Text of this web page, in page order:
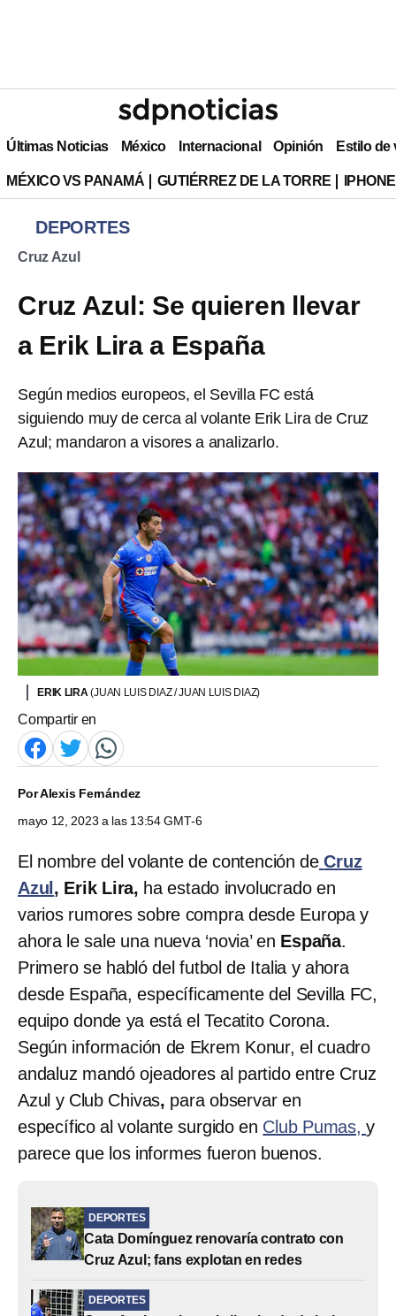
Últimas Noticias México Internacional Opinión Estilo de
MÉXICO VS PANAMÁ GUTIÉRREZ DE LA TORRE
DEPORTES
Cruz Azul
Cruz Azul: Se quieren llevar
a Erik Lira a España
Según medios europeos, el Sevilla FC está
siguiendo muy de cerca al volante Erik Lira de Cruz
Azul; mandaron a visores a analizarlo.
ERIK LIRA(JUAN LUIS DIAZ / JUAN LUIS DIAZ)
Compartir en
PorAlexis Fernández
mayo 12, 2023 a las 13:54 GMT-6
El nombre del volante de contención de Cruz
Azul , Erik Lira, ha estado involucrado en
varios rumores sobre compra desde Europa y
ahora le sale una nueva ‘novia’ en España.
Primero se habló del futbol de Italia y ahora
desde España, específicamente del Sevilla FC,
equipo donde ya está el Tecatito Corona.
Según información de Ekrem Konur, el cuadro
andaluz mandó ojeadores al partido entre Cruz
Azul y Club Chivas, para observar en
específico al volante surgido en Club Pumas,y
parece que los informes fueron buenos.
DEPORTES
Cata Domínguez renovaría contrato con
Cruz Azul; fans explotan en redes
DEPORTES